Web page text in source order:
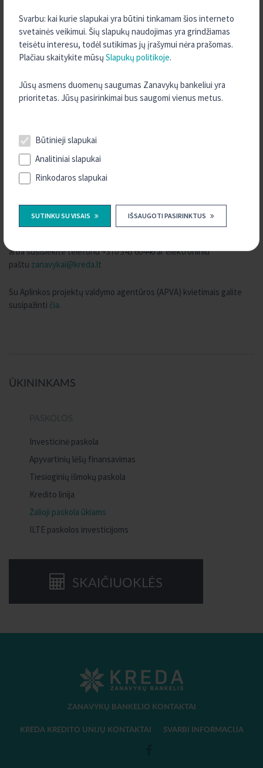
Svarbu: kai kurie slapukai yra būtini tinkamam šios interneto
svetainės veikimui. Šių slapukų naudojimas yra grindžiamas
teisėtu interesu, todėl sutikimas jų įrašymui nėra prašomas.
Plačiau skaitykite mūsų Slapukų politikoje.
Jūsų asmens duomenų saugumas Zanavykų bankeliui yra
prioritetas. Jūsų pasirinkimai bus saugomi vienus metus.
Būtinieji slapukai
Analitiniai slapukai
Rinkodaros slapukai
SUTINKU SU VISAIS IŠSAUGOTI PASIRINKTUS
pasikonsultuoti su įrangos pardavėjais, bei pasitikslinti ar
šiuo metu galite pasinaudoti APVA ar kita valstybės parama
PAGRINDINĖS PASKOLOS SĄLYGOS
10-ies metų);
Kintančios metinės palūkanos –EURIBOR (ne mažiau kaip
0%; kitais atvejais –
PASKOLOS UŽTIKRINIMO SĄLYGOS
įkeitimas nekilnojamu/kilnojamu turtu.
arba susisiekite telefonu +370 345 60446 ar elektroniniu
paštu zanavykai@kreda.lt
Su Aplinkos projektų valdymo agentūros (APVA) kvietimais galite
susipažinti čia.
ŪKININKAMS
Investicinė paskola
Apyvartinių lėšų finansavimas
Tiesioginių išmokų paskola
Kredito linija
Žalioji paskola ūkiams
ILTE paskolos investicijoms
SKAIČIUOKLĖS
ZANAVYKŲ BANKELIO KONTAKTAI
KREDA KREDITO UNIJŲ KONTAKTAI SVARBI INFORMACIJA